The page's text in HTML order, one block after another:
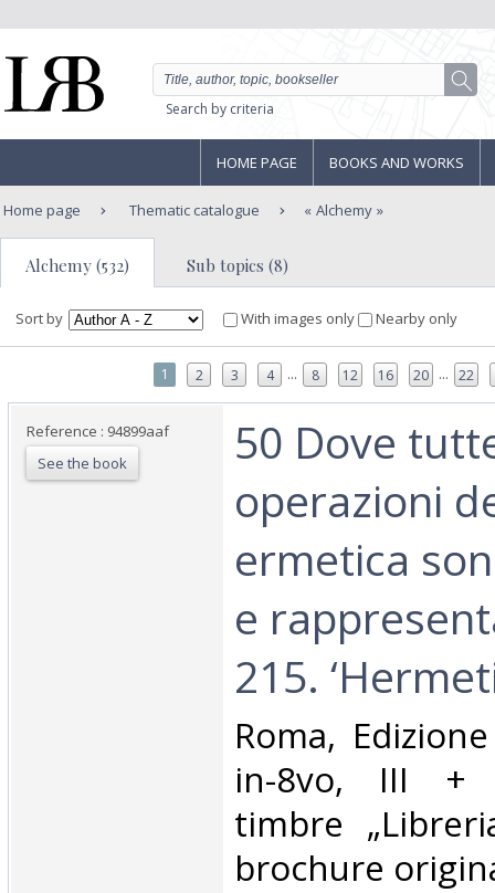
Search by criteria
HOME PAGE BOOKS AND WORKS
Home page Thematic catalogue Alchemy
Alchemy (532) Sub topics (8)
Sort by With images only Nearby only
1 2 3 4 ... 8 12 16 20 ... 22
Reference : 94899aaf
See the book
‎50 Dove
operazioni
ermetica
e
215.
‎Roma,
in-8vo, III +
timbre
brochure